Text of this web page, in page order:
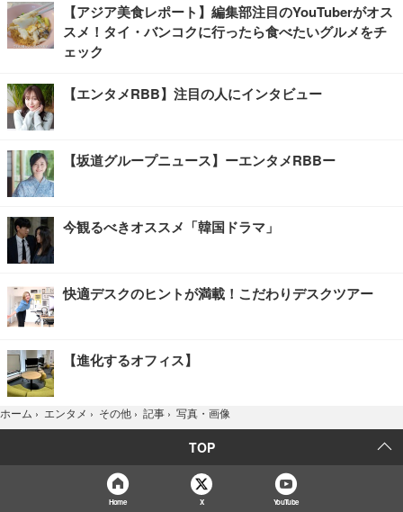
【アジア美食レポート】編集部注目のYouTuberがオス
スメ！タイ・バンコクに行ったら食べたいグルメをチ
ェック
【エンタメRBB】注目の人にインタビュー
【坂道グループニュース】ーエンタメRBBー
今観るべきオススメ「韓国ドラマ」
快適デスクのヒントが満載！こだわりデスクツアー
【進化するオフィス】
ホーム › エンタメ › その他 › 記事 › 写真・画像
TOP
Home X YouTube